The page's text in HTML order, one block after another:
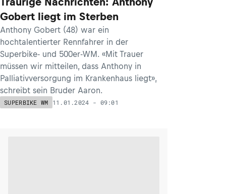
Gobert liegt im Sterben
Anthony Gobert (48) war ein
hochtalentierter Rennfahrer in der
Superbike- und 500er-WM. «Mit Trauer
müssen wir mitteilen, dass Anthony in
Palliativversorgung im Krankenhaus liegt»,
schreibt sein Bruder Aaron.
SUPERBIKE WM 11.01.2024 - 09:01